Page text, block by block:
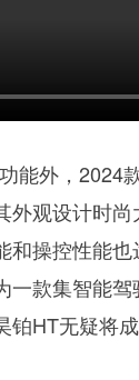
能外，2024
外观设计时
和操控性能
一款集智能
铂HT无疑将